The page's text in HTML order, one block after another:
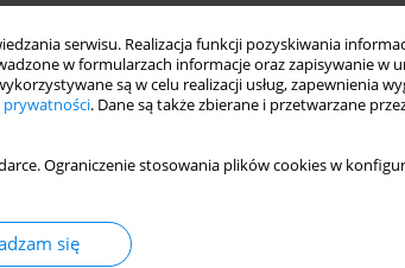
serwisu. Realizacja funkcji pozyskiwania
w formularzach informacje oraz zapisywanie w
są w celu realizacji usług, zapewnienia
prywatności. Dane są także zbierane i przetwarzane
Ograniczenie stosowania plików cookies w
się